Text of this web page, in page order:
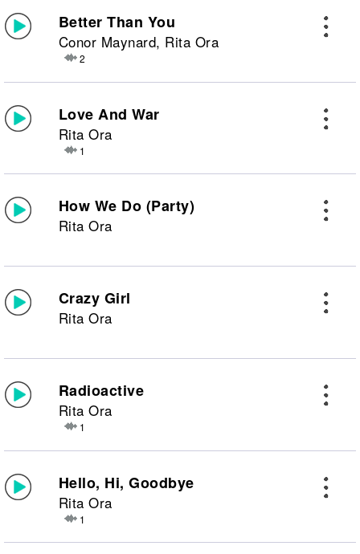
Better Than You
Conor Maynard, Rita Ora
2
Love And War
Rita Ora
1
How We Do (Party)
Rita Ora
Crazy Girl
Rita Ora
Radioactive
Rita Ora
1
Hello, Hi, Goodbye
Rita Ora
1